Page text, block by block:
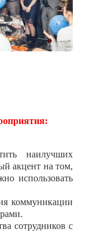
наилучших
акцент на том,
использовать
коммуникации
сотрудников с